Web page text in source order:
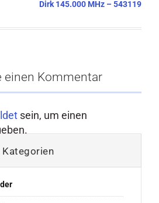
Dirk 145.000 MHz – 543119
einen Kommentar
sein, um einen
Kategorien